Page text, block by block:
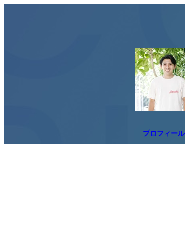
プロフィール